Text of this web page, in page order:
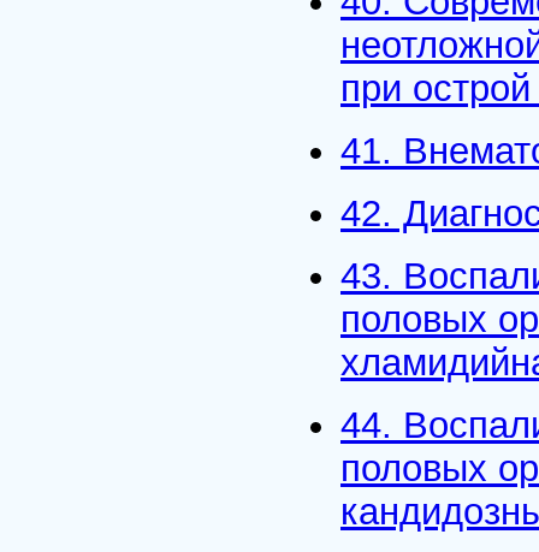
при
41.
42.
43.
половых
44.
половых